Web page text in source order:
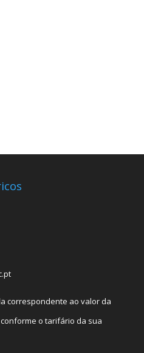
correspondente ao valor da
o tarifário da sua